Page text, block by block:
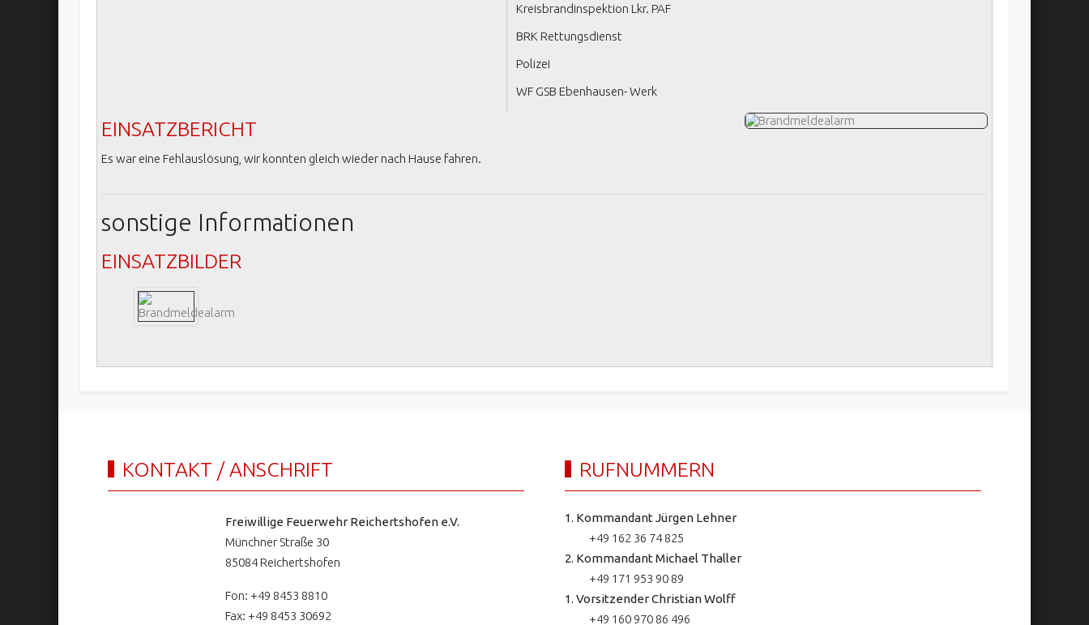
Kreisbrandinspektion Lkr. PAF
BRK Rettungsdienst
Polizei
WF GSB Ebenhausen- Werk
EINSATZBERICHT
Es war eine Fehlauslösung, wir konnten gleich wieder nach Hause fahren.
sonstige Informationen
EINSATZBILDER
KONTAKT / ANSCHRIFT
Freiwillige Feuerwehr Reichertshofen e.V.
Münchner Straße 30
85084 Reichertshofen
Fon: +49 8453 8810
Fax: +49 8453 30692
RUFNUMMERN
1. Kommandant Jürgen Lehner
+49 162 36 74 825
2. Kommandant Michael Thaller
+49 171 953 90 89
1. Vorsitzender Christian Wolff
+49 160 970 86 496